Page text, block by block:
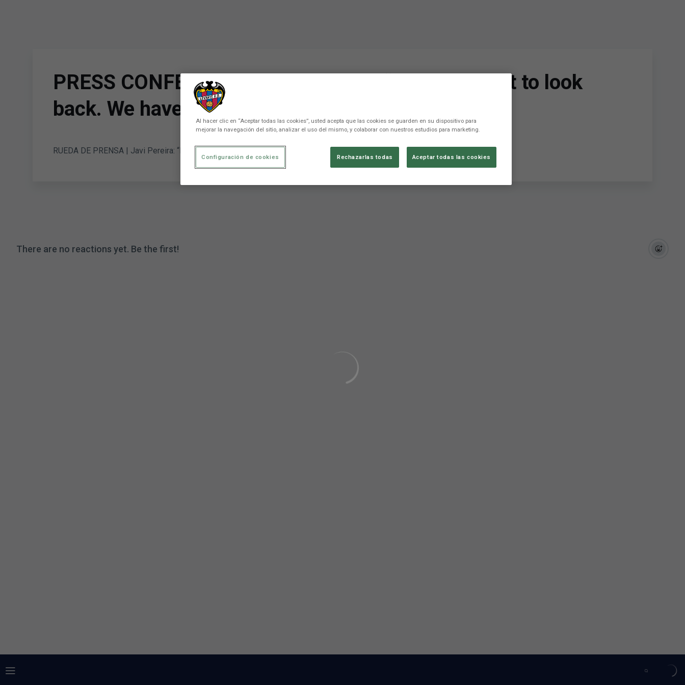
PRESS CONFERENCE | Javi Pereira: “We don't want to look
back. We have 25 days left, 75 points "
RUEDA DE PRENSA | Javi Pereira: “No queremos mirar hacia atrás. Nos quedan 25 jornadas, 75 puntos”
There are no reactions yet. Be the first!
Al hacer clic en “Aceptar todas las cookies”, usted acepta que las cookies se guarden en su dispositivo para
mejorar la navegación del sitio, analizar el uso del mismo, y colaborar con nuestros estudios para marketing.
Rechazarlas todas Aceptar todas las cookies
Configuración de cookies